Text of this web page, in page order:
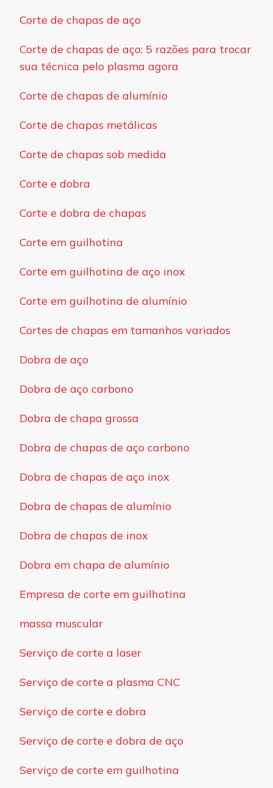
Corte de chapas de aço
Corte de chapas de aço: 5 razões para trocar
sua técnica pelo plasma agora
Corte de chapas de alumínio
Corte de chapas metálicas
Corte de chapas sob medida
Corte e dobra
Corte e dobra de chapas
Corte em guilhotina
Corte em guilhotina de aço inox
Corte em guilhotina de alumínio
Cortes de chapas em tamanhos variados
Dobra de aço
Dobra de aço carbono
Dobra de chapa grossa
Dobra de chapas de aço carbono
Dobra de chapas de aço inox
Dobra de chapas de alumínio
Dobra de chapas de inox
Dobra em chapa de alumínio
Empresa de corte em guilhotina
massa muscular
Serviço de corte a laser
Serviço de corte a plasma CNC
Serviço de corte e dobra
Serviço de corte e dobra de aço
Serviço de corte em guilhotina